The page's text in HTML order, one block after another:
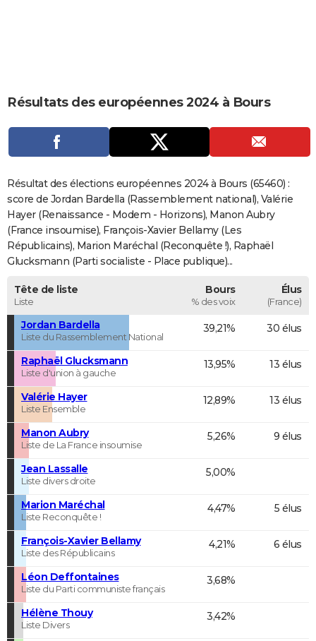
CARTE DE VOEUX
Carte de Noël
Carte Bonne année
Carte Saint-Valentin
Carte Pâques
Carte d'anniversaire
DICTIONNAIRE
Dictionnaire
Biographies
Citations
Expressions
Proverbes
PROGRAMME TV
COPAINS D'AVANT
S'inscrire
Se connecter
Lycées
Collèges
Primaires
Universités
Entreprises
Service militaire
Avis de recherche
AVIS DE DÉCÈS
FORUM
Résultats des européennes 2024 à Bours
Résultat des élections européennes 2024 à Bours (65460) :
score de Jordan Bardella (Rassemblement national), Valérie
Hayer (Renaissance - Modem - Horizons), Manon Aubry
(France insoumise), François-Xavier Bellamy (Les
Républicains), Marion Maréchal (Reconquête !), Raphaël
Glucksmann (Parti socialiste - Place publique)...
Tête de liste
Liste
Bours
% des voix
Élus
(France)
Jordan Bardella
Liste du Rassemblement National
39,21% 30 élus
Raphaël Glucksmann
Liste d'union à gauche
13,95% 13 élus
Valérie Hayer
Liste Ensemble
12,89% 13 élus
Manon Aubry
Liste de La France insoumise
5,26% 9 élus
Jean Lassalle
Liste divers droite
5,00%
Marion Maréchal
Liste Reconquête !
4,47% 5 élus
François-Xavier Bellamy
Liste des Républicains
4,21% 6 élus
Léon Deffontaines
Liste du Parti communiste français
3,68%
Hélène Thouy
Liste Divers
3,42%